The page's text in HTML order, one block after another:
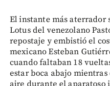
El instante más aterrador
Lotus del venezolano
repostaje y embistió el
mexicano Esteban
cuando faltaban 18
estar boca abajo
aire durante el